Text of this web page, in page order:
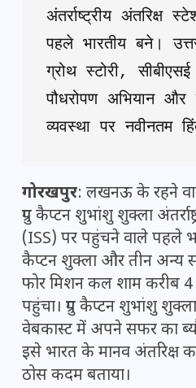
अंतर्राष्ट्रीय अंतरिक्ष
पहले भारतीय बने।
ग्रोथ स्टोरी, सीबीएसई
पौधरोपण अभियान और
व्यवस्था पर नवीनतम
गोरखपुर: लखनऊ के रहने
ग्रुप कैप्टन शुभांशु शुक्ला
(ISS) पर पहुंचने वाले पहले
कैप्टन शुक्ला और तीन अन्य
फोर मिशन कल शाम
पहुंचा। ग्रुप कैप्टन शुभांशु
वेबकास्ट में अपने सफर का
इसे भारत के मानव अंतरिक्ष
ठोस कदम बताया।